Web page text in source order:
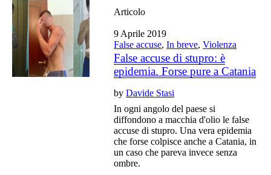
Articolo
9 Aprile 2019
False accuse,In breve,Violenza
False accuse di stupro: è
epidemia. Forse pure a Catania
byDavide Stasi
In ogni angolo del paese si
diffondono a macchia d'olio le false
accuse di stupro. Una vera epidemia
che forse colpisce anche a Catania, in
un caso che pareva invece senza
ombre.